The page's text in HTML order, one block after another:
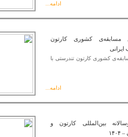
ادامه...
مسابقه‌ی کشوری کارتون
کشوری کارتون تندرستی با
ادامه...
بین‌المللی کارتون و